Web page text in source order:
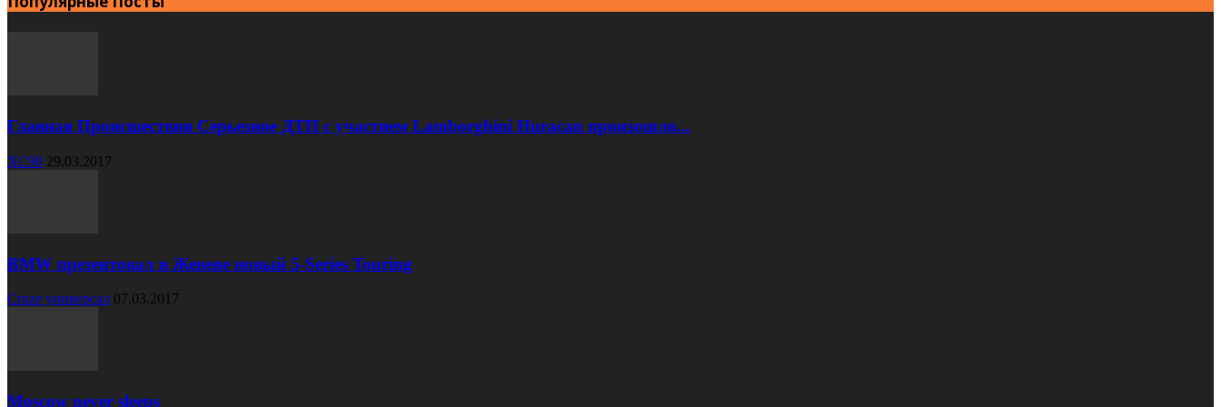
Главная Происшествия Серьезное ДТП с участием Lamborghini Huracan произошло...
XC90 29.03.2017
BMW презентовал в Женеве новый 5-Series Touring
Cruze универсал 07.03.2017
Moscow never sleeps